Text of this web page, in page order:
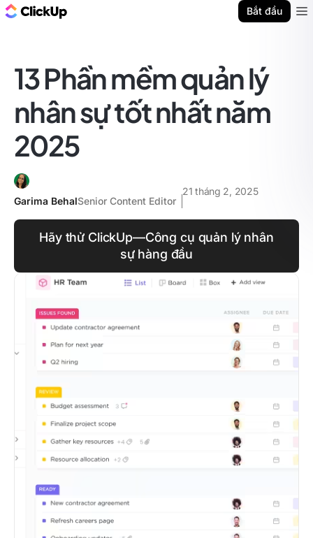
Bắt đầu
13 Phần mềm quản lý
nhân sự tốt nhất năm
2025
Garima BehalSenior Content Editor
21 tháng 2, 2025
Hãy thử ClickUp—Công cụ quản lý nhân
sự hàng đầu